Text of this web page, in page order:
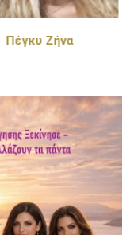
Πέγκυ Ζήνα